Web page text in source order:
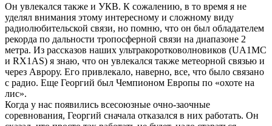
Он увлекался также и УКВ. К сожалению, в то время я не
уделял внимания этому интересному и сложному виду
радиолюбительской связи, но помню, что он был обладателем
рекорда по дальности тропосферной связи на диапазоне 2
метра. Из рассказов наших ультракоротковолновиков (UA1MC
и RX1AS) я знаю, что он увлекался также метеорной связью и
через Аврору. Его привлекало, наверно, все, что было связано
с радио. Еще Георгий был Чемпионом Европы по «охоте на
лис».
Когда у нас появились всесоюзные очно-заочные
соревнования, Георгий сначала отказался в них работать. Он